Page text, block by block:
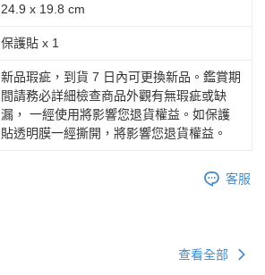
24.9 x 19.8 cm
保護貼 x 1
新品瑕疵，到貨 7 日內可更換新品。鑑賞期
間請務必詳細檢查商品外觀有無瑕疵或缺
漏， 一經使用將影響您退貨權益。如保護
貼透明膜一經撕開，將影響您退貨權益。
客服
查看全部